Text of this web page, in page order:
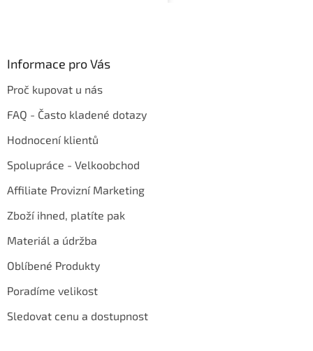
Informace pro Vás
Proč kupovat u nás
FAQ - Často kladené dotazy
Hodnocení klientů
Spolupráce - Velkoobchod
Affiliate Provizní Marketing
Zboží ihned, platíte pak
Materiál a údržba
Oblíbené Produkty
Poradíme velikost
Sledovat cenu a dostupnost